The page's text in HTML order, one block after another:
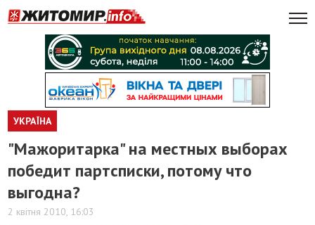
УКРАЇНА
"Мажоритарка" на местных выборах
победит партсписки, потому что
выгодна?
2 квітня 2010, 16:03